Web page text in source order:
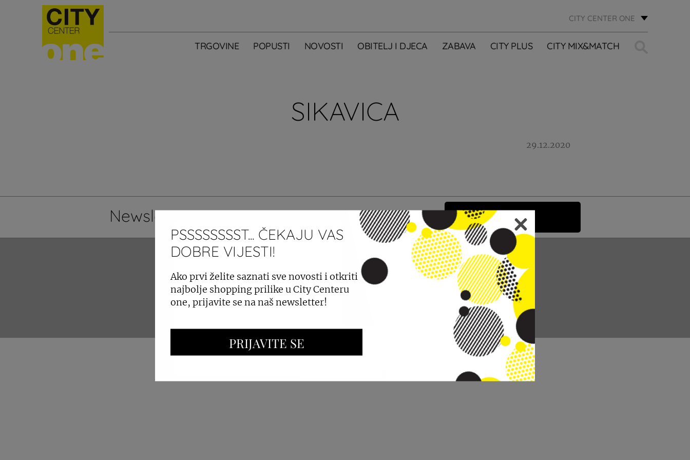
CITY CENTER ONE
TRGOVINE POPUSTI NOVOSTI OBITELJ I DJECA ZABAVA CITY PLUS CITY MIX&MATCH
SIKAVICA
29.12.2020
Newsletter Želim primati newsletter City Centera one. PRIJAVI SE
OGLAŠAVANJE I PROMOCIJE CC REAL
PSSSSSSSST... ČEKAJU VAS
DOBRE VIJESTI!
Ako prvi želite saznati sve novosti i otkriti
najbolje shopping prilike u City Centeru
one, prijavite se na naš newsletter!
PRIJAVITE SE